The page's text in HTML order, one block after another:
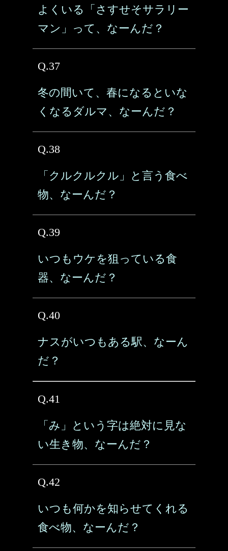
よくいる「さすせそサラリー
マン」って、なーんだ？
Q.37
冬の間いて、春になるといな
くなるダルマ、なーんだ？
Q.38
「クルクルクル」と言う食べ
物、なーんだ？
Q.39
いつもウケを狙っている食
器、なーんだ？
Q.40
ナスがいつもある駅、なーん
だ？
Q.41
「み」という字は絶対に見な
い生き物、なーんだ？
Q.42
いつも何かを知らせてくれる
食べ物、なーんだ？